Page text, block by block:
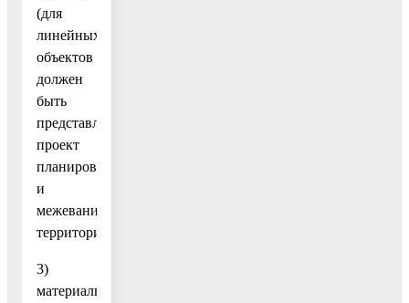
(для
линейных
объектов
должен
быть
представлен
проект
планировки
и
межевания
территории);
3)
материалы,